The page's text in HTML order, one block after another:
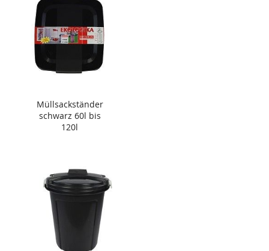
Müllsackständer
schwarz 60l bis
120l